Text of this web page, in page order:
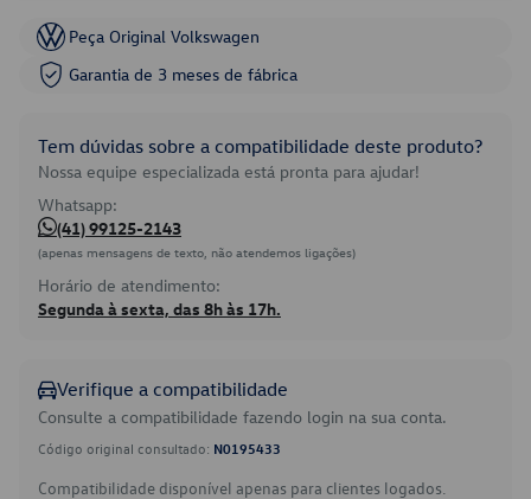
Peça Original Volkswagen
Garantia de 3 meses de fábrica
Tem dúvidas sobre a compatibilidade deste produto?
Nossa equipe especializada está pronta para ajudar!
Whatsapp:
(41) 99125-2143
(apenas mensagens de texto, não atendemos ligações)
Horário de atendimento:
Segunda à sexta, das 8h às 17h.
Verifique a compatibilidade
Consulte a compatibilidade fazendo login na sua conta.
Código original consultado: N0195433
Compatibilidade disponível apenas para clientes logados.